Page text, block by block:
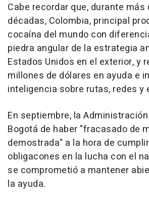
Cabe recordar que, durante más
décadas, Colombia, principal
cocaína del mundo con
piedra angular de la estrategia
Estados Unidos en el exterior, y
millones de dólares en ayuda e
inteligencia sobre rutas, redes y
En septiembre, la
Bogotá de haber "fracasado de
demostrada" a la hora de
obligacones en la lucha con el
se comprometió a mantener
la ayuda.